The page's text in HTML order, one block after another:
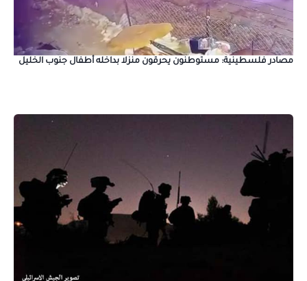
مصادر فلسطينية: مستوطنون يحرقون منزلا بداخله أطفال جنوب الخليل